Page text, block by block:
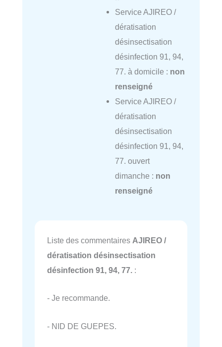
Service AJIREO /
dératisation
désinsectisation
désinfection 91, 94,
77. à domicile : non
renseigné
Service AJIREO /
dératisation
désinsectisation
désinfection 91, 94,
77. ouvert
dimanche : non
renseigné
Liste des commentaires AJIREO /
dératisation désinsectisation
désinfection 91, 94, 77. :
- Je recommande.
- NID DE GUEPES.